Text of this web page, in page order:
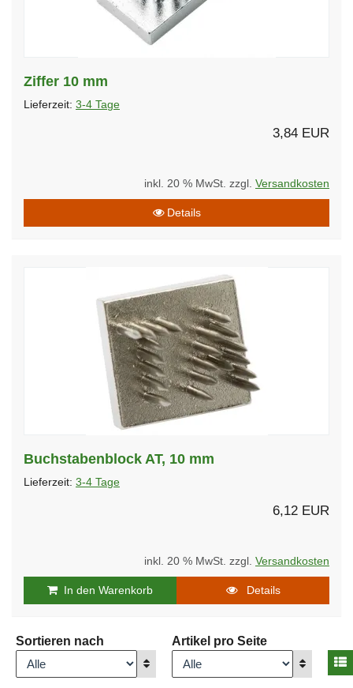
Ziffer 10 mm
Lieferzeit: 3-4 Tage
3,84 EUR
inkl. 20 % MwSt. zzgl. Versandkosten
Details
Buchstabenblock AT, 10 mm
Lieferzeit: 3-4 Tage
6,12 EUR
inkl. 20 % MwSt. zzgl. Versandkosten
In den Warenkorb Details
Sortieren nach
Anzeigen
Artikel pro Seite
Anzeigen